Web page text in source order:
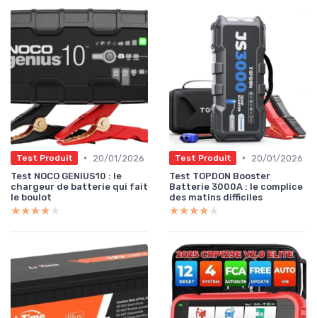
Test Produit •
20/01/2026
Test NOCO GENIUS10 : le
chargeur de batterie qui fait
le boulot
★★★★★
★★★★★
Test Produit •
20/01/2026
Test TOPDON Booster
Batterie 3000A : le complice
des matins difficiles
★★★★★
★★★★★